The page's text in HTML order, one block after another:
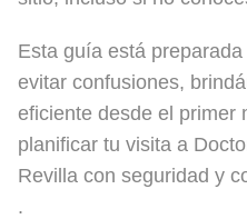
Esta guía está
evitar confusiones,
eficiente desde el primer
planificar tu visita a
Revilla con seguridad y
.